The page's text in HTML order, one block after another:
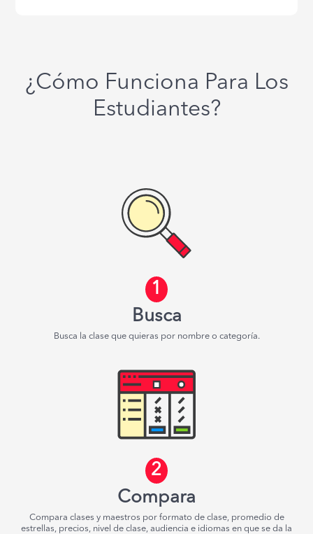
¿Cómo Funciona Para Los
Estudiantes?
1
Busca
Busca la clase que quieras por nombre o categoría.
2
Compara
Compara clases y maestros por formato de clase, promedio de
estrellas, precios, nivel de clase, audiencia e idiomas en que se da la